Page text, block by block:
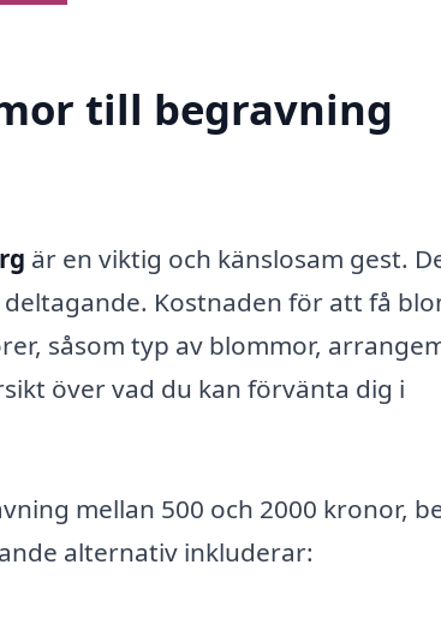
till begravning
är en viktig och känslosam gest.
Kostnaden för att få
såsom typ av blommor,
över vad du kan förvänta dig i
mellan 500 och 2000 kronor,
alternativ inkluderar: